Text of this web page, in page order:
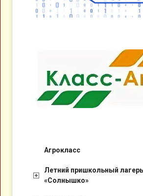
Агрокласс
Летний пришкольный лагерь
«Солнышко»